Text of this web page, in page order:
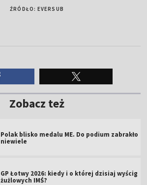
ŹRÓDŁO: EVERSUB
Zobacz też
Polak blisko medalu ME. Do podium zabrakło
niewiele
GP Łotwy 2026: kiedy i o której dzisiaj wyścig
żużlowych IMŚ?